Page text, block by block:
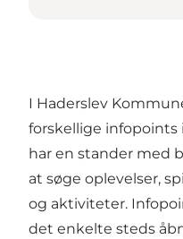
I Haderslev
forskellige infopoints
har en stander med
at søge oplevelser,
og aktiviteter.
det enkelte steds